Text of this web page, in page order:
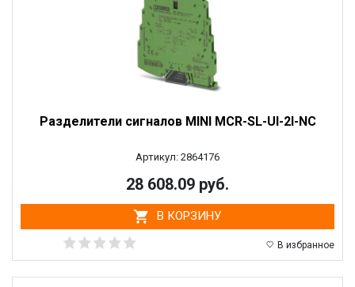
Разделители сигналов MINI MCR-SL-UI-2I-NC
Артикул: 2864176
28 608.09 руб.
В КОРЗИНУ
В избранное